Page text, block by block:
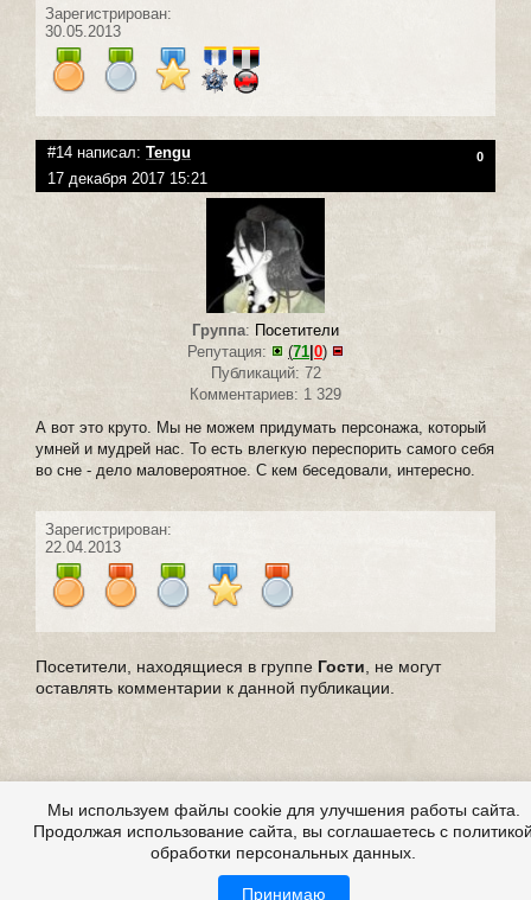
Зарегистрирован:
30.05.2013
#14 написал: Tengu 0
17 декабря 2017 15:21
Группа: Посетители
Репутация:
(71 0)
Публикаций: 72
Комментариев: 1 329
А вот это круто. Мы не можем придумать персонажа, который
умней и мудрей нас. То есть влегкую переспорить самого себя
во сне - дело маловероятное. С кем беседовали, интересно.
Зарегистрирован:
22.04.2013
Посетители, находящиеся в группе Гости, не могут
оставлять комментарии к данной публикации.
Мы используем файлы cookie для улучшения работы сайта.
Продолжая использование сайта, вы соглашаетесь с
обработки персональных данных.
Принимаю